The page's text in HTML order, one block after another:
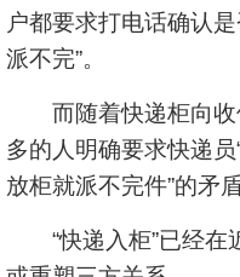
户都要求打电话确认
派不完”。
而随着快递柜向收
多的人明确要求快递员
放柜就派不完件”的矛
“快递入柜”已经在